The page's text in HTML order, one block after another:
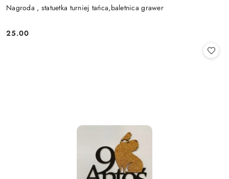
Nagroda , statuetka turniej tańca,baletnica grawer
Cena:
25.00